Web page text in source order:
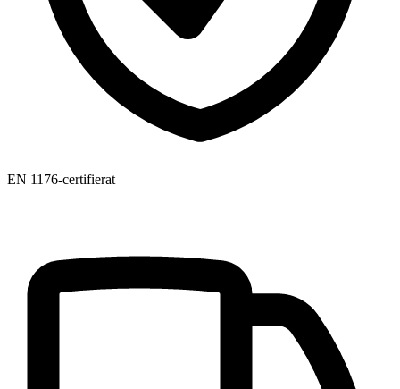
EN 1176-certifierat